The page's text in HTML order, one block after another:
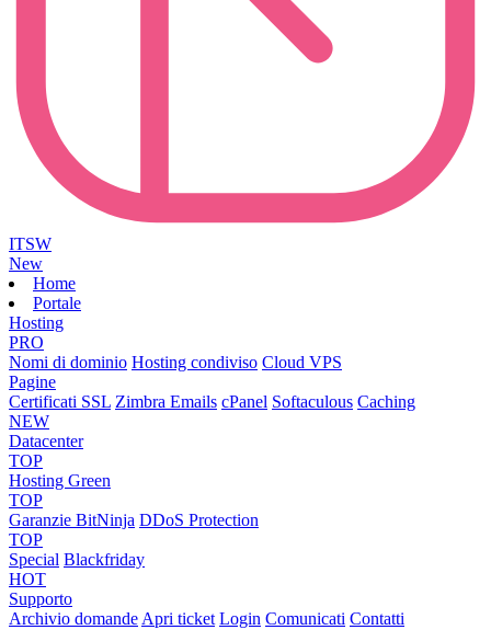
ITSW
New
Home
Portale
Hosting
PRO
Nomi di dominio Hosting condiviso Cloud VPS
Pagine
Certificati SSL Zimbra Emails cPanel Softaculous Caching
NEW
Datacenter
TOP
Hosting Green
TOP
Garanzie BitNinja DDoS Protection
TOP
Special Blackfriday
HOT
Supporto
Archivio domandeApri ticket Login Comunicati Contatti